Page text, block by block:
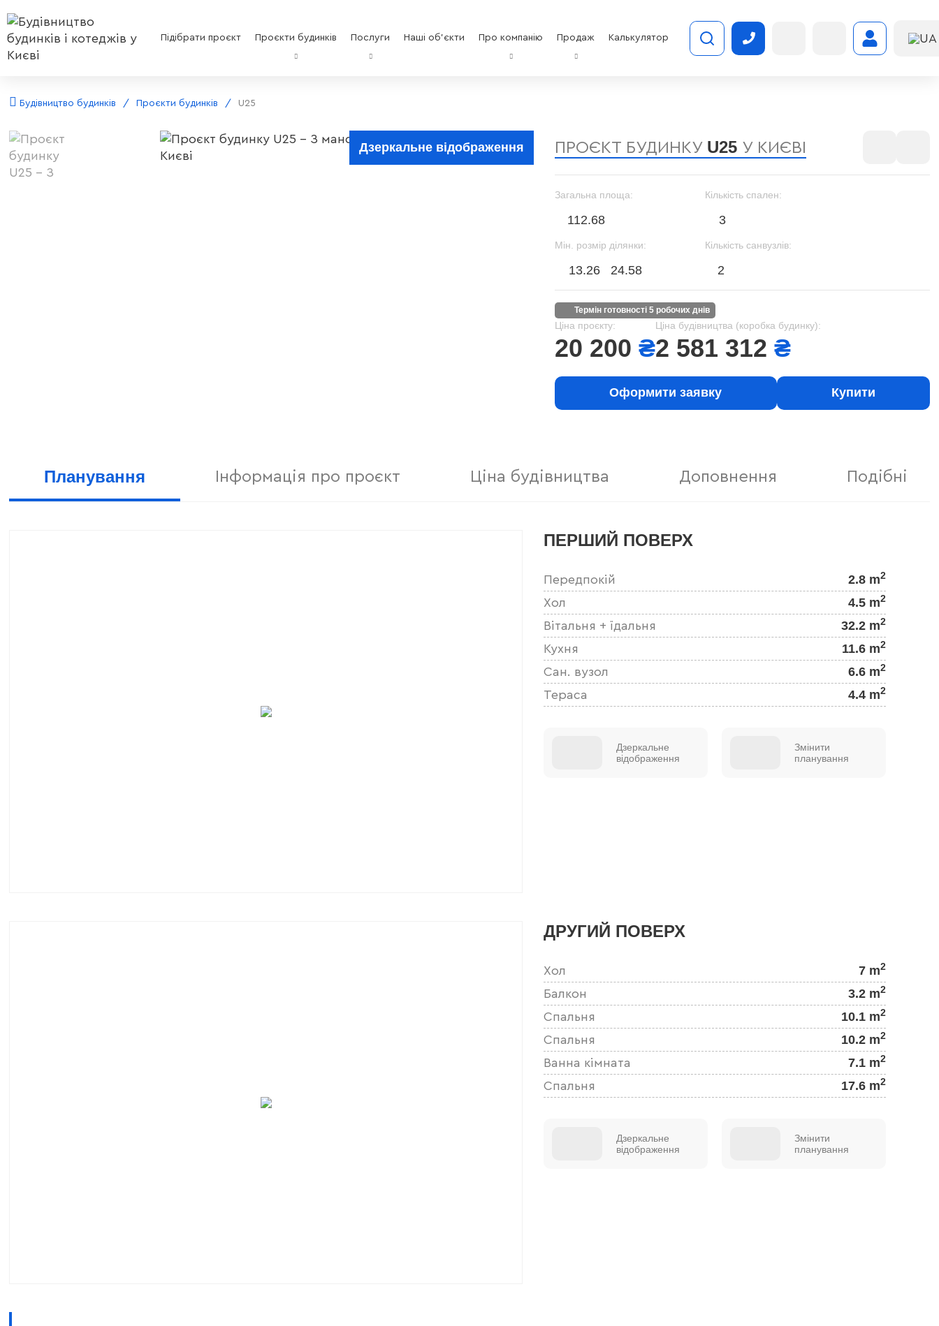
Підібрати проєкт Проєкти будинків Послуги Наші об'єкти Про компанію Продаж Калькулятор UA
Будівництво будинків Проєкти будинків U25
Дзеркальне відображення ПРОЄКТ БУДИНКУ U25 У КИЄВІ
Загальна площа:
112.68
Кількість спален:
3
Мін. розмір ділянки:
13.26 24.58
Кількість санвузлів:
2
термін готовності 5 робочих днів
Ціна проєкту:
20 200 ₴
Ціна будівництва (коробка будинку):
2 581 312 ₴
Оформити заявку Купити
Планування Інформація про проєкт Ціна будівництва Доповнення Подібні
ПЕРШИЙ ПОВЕРХ
Передпокій 2.8 m2
Хол 4.5 m2
Вітальня + їдальня 32.2 m2
Кухня 11.6 m2
Сан. вузол 6.6 m2
Тераса 4.4 m2
Дзеркальне
відображення
Змінити
планування
ДРУГИЙ ПОВЕРХ
Хол 7 m2
Балкон 3.2 m2
Спальня 10.1 m2
Спальня 10.2 m2
Ванна кімната 7.1 m2
Спальня 17.6 m2
Дзеркальне
відображення
Змінити
планування